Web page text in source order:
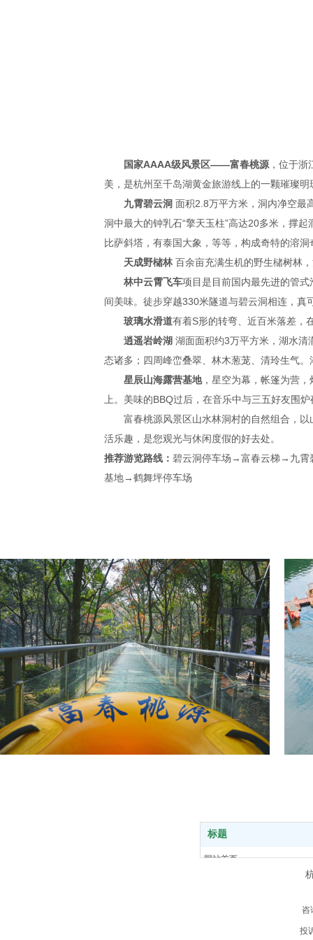
国家AAAA级风景区——富春桃源 ，位于
美，是杭州至千岛湖黄金旅游线上的一颗璀璨明
九霄碧云洞 面积2.8万平方米，洞内净空最
洞中最大的钟乳石“擎天玉柱”高达20多米，撑
比萨斜塔，有泰国大象，等等，构成奇特的溶
天成野槠林百余亩充满生机的野生槠树林
林中云霄飞车项目是目前国内最先进的管
间美味。徒步穿越330米隧道与碧云洞相连，真
玻璃水滑道有着S形的转弯、近百米落差，
逍遥岩岭湖 湖面面积约3万平方米，湖水清
态诸多；四周峰峦叠翠、林木葱茏、清玲生气
星辰山海露营基地，星空为幕，帐篷为营
上。美味的BBQ过后，在音乐中与三五好友围
富春桃源风景区山水林洞村的自然组合，以
活乐趣，是您观光与休闲度假的好去处。
推荐游览路线： 碧云洞停车场→富春云梯→九霄
基地→鹤舞坪停车场
标题
网站首页
咨
投